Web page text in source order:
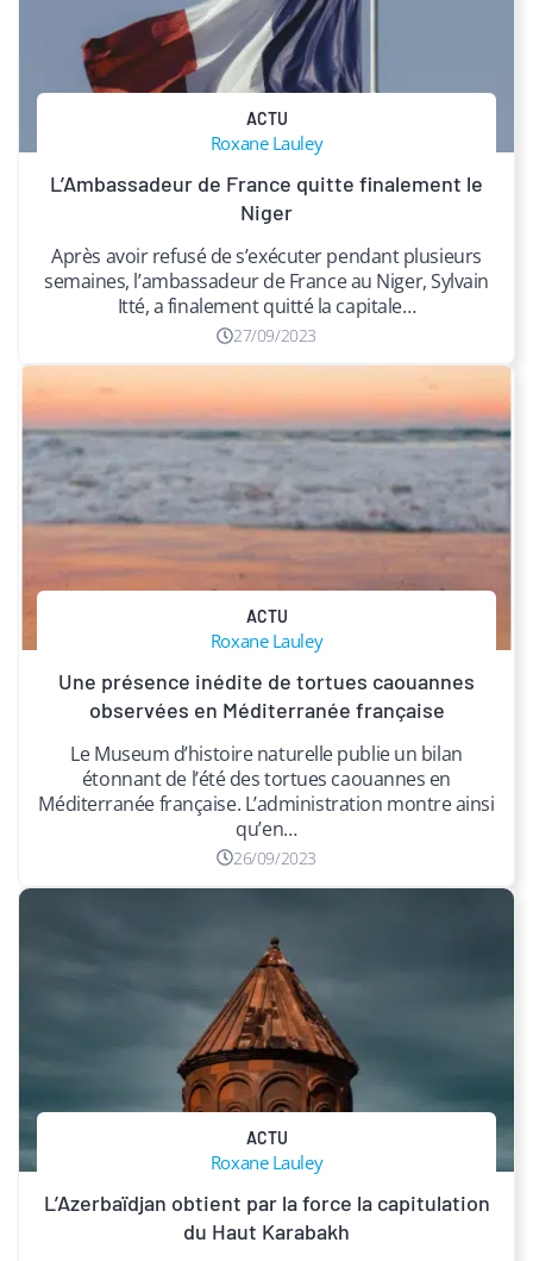
ACTU
Roxane Lauley
​L’Ambassadeur de France quitte finalement le
Niger
Après avoir refusé de s’exécuter pendant plusieurs
semaines, l’ambassadeur de France au Niger, Sylvain
Itté, a finalement quitté la capitale…
27/09/2023
ACTU
Roxane Lauley
Une présence inédite de tortues caouannes
observées en Méditerranée française
Le Museum d’histoire naturelle publie un bilan
étonnant de l’été des tortues caouannes en
Méditerranée française. L’administration montre ainsi
qu’en…
26/09/2023
ACTU
Roxane Lauley
L’Azerbaïdjan obtient par la force la capitulation
du Haut Karabakh